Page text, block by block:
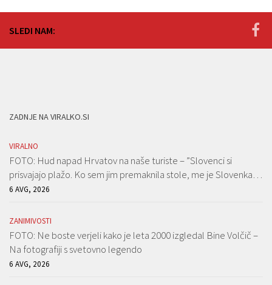
SLEDI NAM:
ZADNJE NA VIRALKO.SI
VIRALNO
FOTO: Hud napad Hrvatov na naše turiste – ”Slovenci si
prisvajajo plažo. Ko sem jim premaknila stole, me je Slovenka…
6 AVG, 2026
ZANIMIVOSTI
FOTO: Ne boste verjeli kako je leta 2000 izgledal Bine Volčič –
Na fotografiji s svetovno legendo
6 AVG, 2026